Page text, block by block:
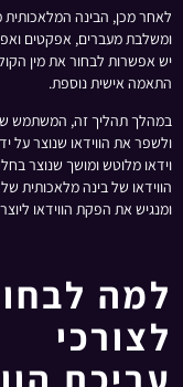
לאחר מכן, הבינה
ומשלבת מעברים, אפקטים
יש אפשרות לבחור את מין
התאמה אישית נוספת.
במהלך תהליך זה, המשתמש
ולשפר את הווידאו שנוצר על
וידאו מלוטש ומושך שנוצר
ומנגיש את הפקת הווידאו
לצורכי